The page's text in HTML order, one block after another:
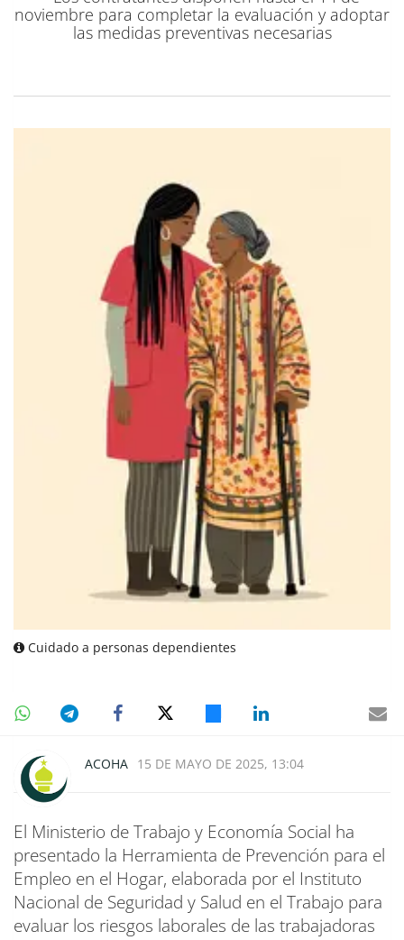
noviembre para completar la evaluación y adoptar
las medidas preventivas necesarias
Cuidado a personas dependientes
ACOHA 15 DE MAYO DE 2025, 13:04
El Ministerio de Trabajo y Economía Social ha
presentado la Herramienta de Prevención para el
Empleo en el Hogar, elaborada por el Instituto
Nacional de Seguridad y Salud en el Trabajo para
evaluar los riesgos laborales de las trabajadoras